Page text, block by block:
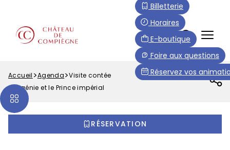
contenu
principal
Menu
Top
FR
Billetterie
Horaires
E-boutique
Foire aux questions
Réservez vos
Fil
d'Ariane
Accueil Agenda
Visite contée
Eugénie et le Prince impérial
RÉSERVATION